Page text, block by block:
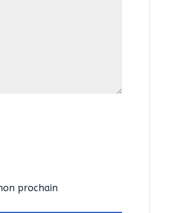
prochain